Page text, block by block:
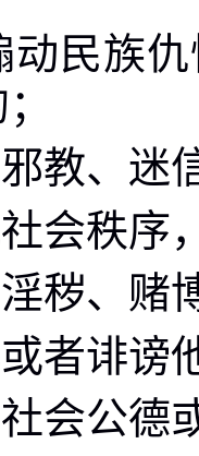
族仇
邪教、迷
社会秩
淫秽、
或者诽
社会公